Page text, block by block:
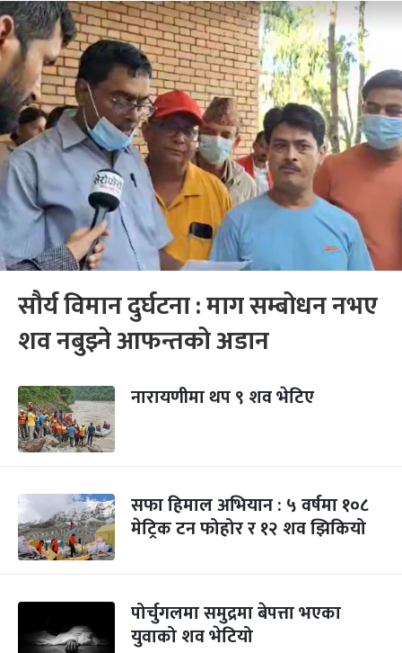
सौर्य विमान दुर्घटना : माग सम्बोधन नभए
शव नबुझ्ने आफन्तको अडान
नारायणीमा थप ९ शव भेटिए
सफा हिमाल अभियान : ५ वर्षमा १०८
मेट्रिक टन फोहोर र १२ शव झिकियो
पोर्चुगलमा समुद्रमा बेपत्ता भएका
युवाको शव भेटियो